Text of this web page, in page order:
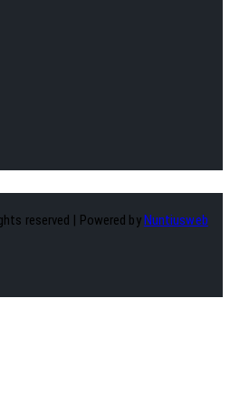
reserved | Powered byNuntiusweb